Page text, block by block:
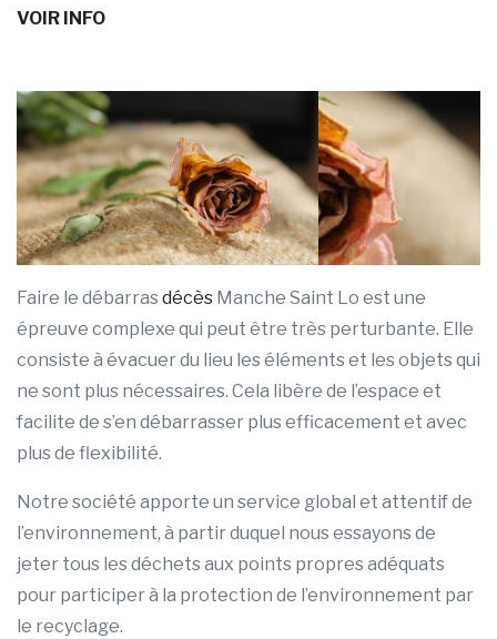
VOIR INFO
Faire le débarras décès Manche Saint Lo est une
épreuve complexe qui peut être très perturbante. Elle
consiste à évacuer du lieu les éléments et les objets qui
ne sont plus nécessaires. Cela libère de l’espace et
facilite de s’en débarrasser plus efficacement et avec
plus de flexibilité.
Notre société apporte un service global et attentif de
l’environnement, à partir duquel nous essayons de
jeter tous les déchets aux points propres adéquats
pour participer à la protection de l’environnement par
le recyclage.